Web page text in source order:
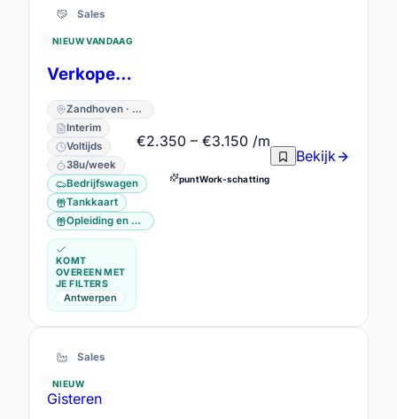
Sales
NIEUW VANDAAG
Verkoper Keukens
Zandhoven · Antwerpen
Interim
Voltijds
38u/week
Bedrijfswagen
Tankkaart
Opleiding en vorming
KOMT
OVEREEN MET
JE FILTERS
Antwerpen
€2.350 – €3.150 /m
puntWork-schatting
Bekijk
Sales
NIEUW
Gisteren